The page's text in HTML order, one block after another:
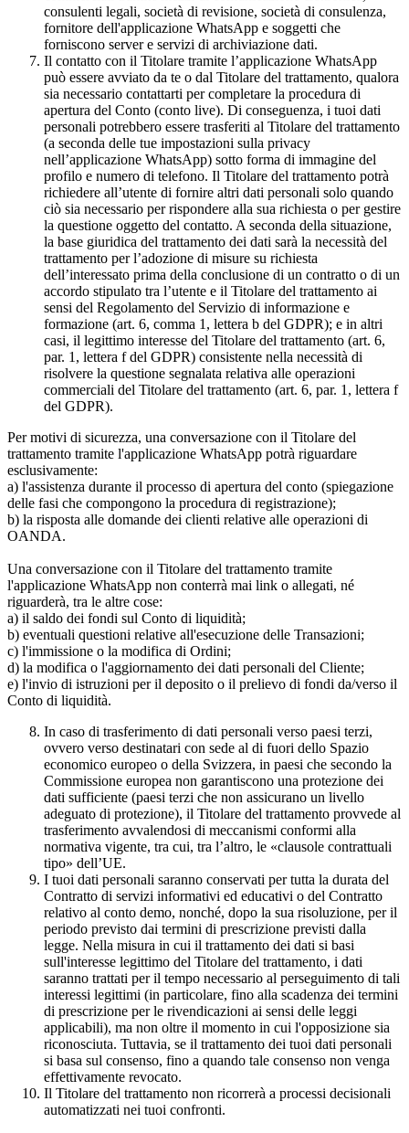
consulenti legali, società di revisione, società di consulenza,
fornitore dell'applicazione WhatsApp e soggetti che
forniscono server e servizi di archiviazione dati.
Il contatto con il Titolare tramite l’applicazione WhatsApp
può essere avviato da te o dal Titolare del trattamento, qualora
sia necessario contattarti per completare la procedura di
apertura del Conto (conto live). Di conseguenza, i tuoi dati
personali potrebbero essere trasferiti al Titolare del trattamento
(a seconda delle tue impostazioni sulla privacy
nell’applicazione WhatsApp) sotto forma di immagine del
profilo e numero di telefono. Il Titolare del trattamento potrà
richiedere all’utente di fornire altri dati personali solo quando
ciò sia necessario per rispondere alla sua richiesta o per gestire
la questione oggetto del contatto. A seconda della situazione,
la base giuridica del trattamento dei dati sarà la necessità del
trattamento per l’adozione di misure su richiesta
dell’interessato prima della conclusione di un contratto o di un
accordo stipulato tra l’utente e il Titolare del trattamento ai
sensi del Regolamento del Servizio di informazione e
formazione (art. 6, comma 1, lettera b del GDPR); e in altri
casi, il legittimo interesse del Titolare del trattamento (art. 6,
par. 1, lettera f del GDPR) consistente nella necessità di
risolvere la questione segnalata relativa alle operazioni
commerciali del Titolare del trattamento (art. 6, par. 1, lettera f
del GDPR).
Per motivi di sicurezza, una conversazione con il Titolare del
trattamento tramite l'applicazione WhatsApp potrà riguardare
esclusivamente:
a) l'assistenza durante il processo di apertura del conto (spiegazione
delle fasi che compongono la procedura di registrazione);
b) la risposta alle domande dei clienti relative alle operazioni di
OANDA.
Una conversazione con il Titolare del trattamento tramite
l'applicazione WhatsApp non conterrà mai link o allegati, né
riguarderà, tra le altre cose:
a) il saldo dei fondi sul Conto di liquidità;
b) eventuali questioni relative all'esecuzione delle Transazioni;
c) l'immissione o la modifica di Ordini;
d) la modifica o l'aggiornamento dei dati personali del Cliente;
e) l'invio di istruzioni per il deposito o il prelievo di fondi da/verso il
Conto di liquidità.
In caso di trasferimento di dati personali verso paesi terzi,
ovvero verso destinatari con sede al di fuori dello Spazio
economico europeo o della Svizzera, in paesi che secondo la
Commissione europea non garantiscono una protezione dei
dati sufficiente (paesi terzi che non assicurano un livello
adeguato di protezione), il Titolare del trattamento provvede al
trasferimento avvalendosi di meccanismi conformi alla
normativa vigente, tra cui, tra l’altro, le «clausole contrattuali
tipo» dell’UE.
I tuoi dati personali saranno conservati per tutta la durata del
Contratto di servizi informativi ed educativi o del Contratto
relativo al conto demo, nonché, dopo la sua risoluzione, per il
periodo previsto dai termini di prescrizione previsti dalla
legge. Nella misura in cui il trattamento dei dati si basi
sull'interesse legittimo del Titolare del trattamento, i dati
saranno trattati per il tempo necessario al perseguimento di tali
interessi legittimi (in particolare, fino alla scadenza dei termini
di prescrizione per le rivendicazioni ai sensi delle leggi
applicabili), ma non oltre il momento in cui l'opposizione sia
riconosciuta. Tuttavia, se il trattamento dei tuoi dati personali
si basa sul consenso, fino a quando tale consenso non venga
effettivamente revocato.
Il Titolare del trattamento non ricorrerà a processi decisionali
automatizzati nei tuoi confronti.